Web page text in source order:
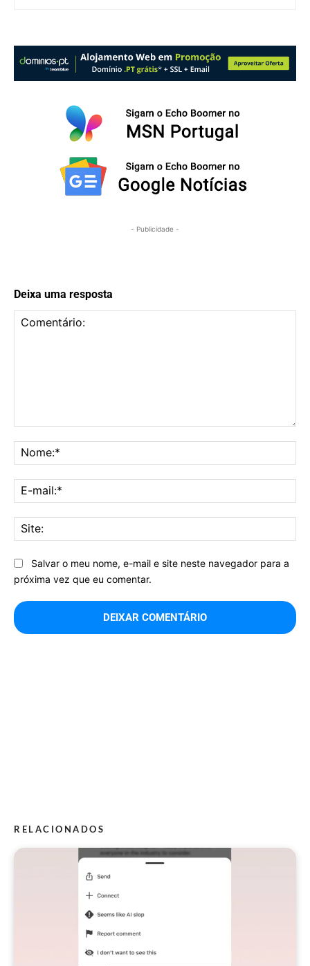
- Publicidade -
Deixa uma resposta
Salvar o meu nome, e-mail e site neste navegador para a
próxima vez que eu comentar.
RELACIONADOS